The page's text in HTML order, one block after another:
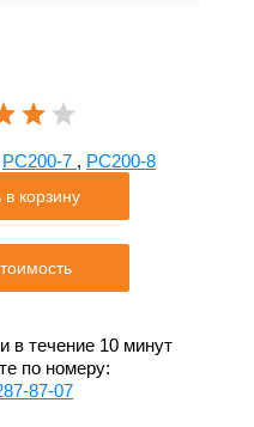
PC200-7 , PC200-8
корзину
течение 10 минут
по номеру:
87-07